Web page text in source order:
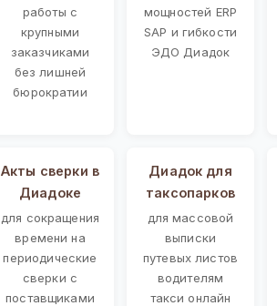
работы с
крупными
заказчиками
без лишней
бюрократии
мощностей ERP
SAP и гибкости
ЭДО Диадок
Акты сверки в
Диадоке
для сокращения
времени на
периодические
сверки с
поставщиками
Диадок для
таксопарков
для массовой
выписки
путевых листов
водителям
такси онлайн